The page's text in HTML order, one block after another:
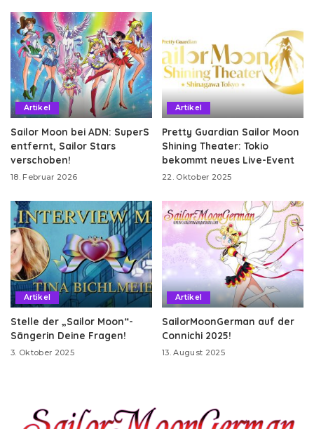
Artikel
Sailor Moon bei ADN: SuperS
entfernt, Sailor Stars
verschoben!
18. Februar 2026
Artikel
Pretty Guardian Sailor Moon
Shining Theater: Tokio
bekommt neues Live-Event
22. Oktober 2025
Artikel
Stelle der „Sailor Moon“-
Sängerin Deine Fragen!
3. Oktober 2025
Artikel
SailorMoonGerman auf der
Connichi 2025!
13. August 2025